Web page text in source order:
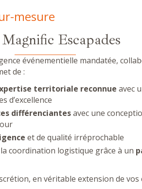
mesure
Escapades
événementielle mandatée,
de :
territoriale reconnue avec
d’excellence
différenciantesavec une
et de qualité irréprochable
coordination logistique grâce à un
en véritable extension de vos